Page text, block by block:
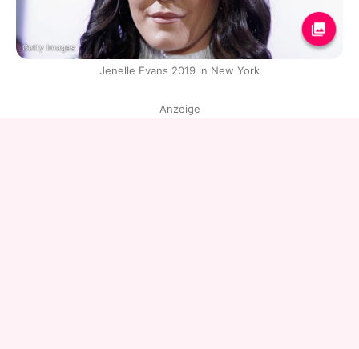
Getty Images
Jenelle Evans 2019 in New York
Anzeige